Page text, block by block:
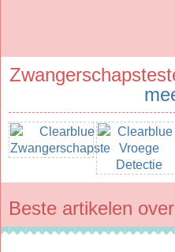
Beste artikelen